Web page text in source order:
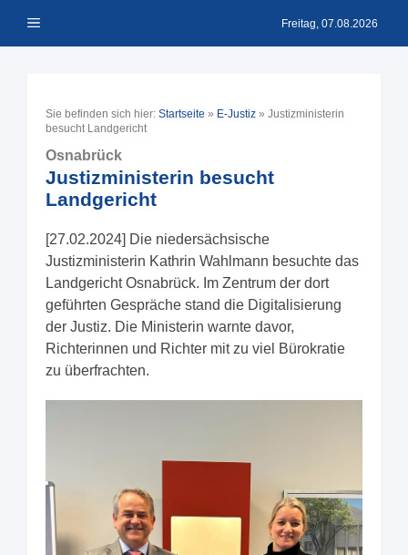
Inhalt Menü Freitag, 07.08.2026
Sie befinden sich hier: Startseite » E-Justiz » Justizministerin
besucht Landgericht
Osnabrück
Justizministerin besucht
Landgericht
[27.02.2024] Die niedersächsische
Justizministerin Kathrin Wahlmann besuchte das
Landgericht Osnabrück. Im Zentrum der dort
geführten Gespräche stand die Digitalisierung
der Justiz. Die Ministerin warnte davor,
Richterinnen und Richter mit zu viel Bürokratie
zu überfrachten.